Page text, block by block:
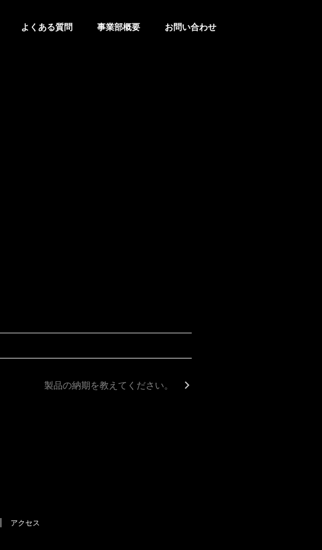
よくある質問 事業部概要 お問い合わせ
製品の納期を教えてください。
アクセス